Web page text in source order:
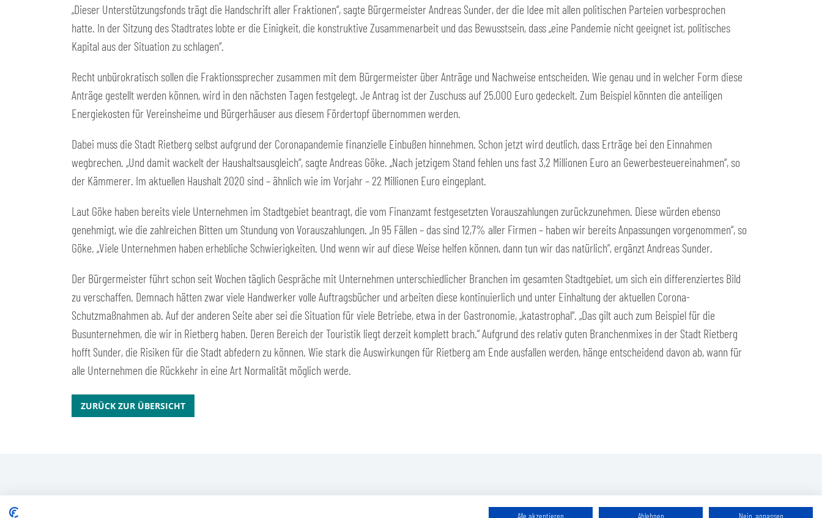
„Dieser Unterstützungsfonds trägt die Handschrift aller Fraktionen“, sagte Bürgermeister Andreas Sunder, der die Idee mit allen politischen Parteien vorbesprochen
hatte. In der Sitzung des Stadtrates lobte er die Einigkeit, die konstruktive Zusammenarbeit und das Bewusstsein, dass „eine Pandemie nicht geeignet ist, politisches
Kapital aus der Situation zu schlagen“.
Recht unbürokratisch sollen die Fraktionssprecher zusammen mit dem Bürgermeister über Anträge und Nachweise entscheiden. Wie genau und in welcher Form diese
Anträge gestellt werden können, wird in den nächsten Tagen festgelegt. Je Antrag ist der Zuschuss auf 25.000 Euro gedeckelt. Zum Beispiel könnten die anteiligen
Energiekosten für Vereinsheime und Bürgerhäuser aus diesem Fördertopf übernommen werden.
Dabei muss die Stadt Rietberg selbst aufgrund der Coronapandemie finanzielle Einbußen hinnehmen. Schon jetzt wird deutlich, dass Erträge bei den Einnahmen
wegbrechen. „Und damit wackelt der Haushaltsausgleich“, sagte Andreas Göke. „Nach jetzigem Stand fehlen uns fast 3,2 Millionen Euro an Gewerbesteuereinahmen“, so
der Kämmerer. Im aktuellen Haushalt 2020 sind – ähnlich wie im Vorjahr – 22 Millionen Euro eingeplant.
Laut Göke haben bereits viele Unternehmen im Stadtgebiet beantragt, die vom Finanzamt festgesetzten Vorauszahlungen zurückzunehmen. Diese würden ebenso
genehmigt, wie die zahlreichen Bitten um Stundung von Vorauszahlungen. „In 95 Fällen – das sind 12,7% aller Firmen – haben wir bereits Anpassungen vorgenommen“, so
Göke. „Viele Unternehmen haben erhebliche Schwierigkeiten. Und wenn wir auf diese Weise helfen können, dann tun wir das natürlich“, ergänzt Andreas Sunder.
Der Bürgermeister führt schon seit Wochen täglich Gespräche mit Unternehmen unterschiedlicher Branchen im gesamten Stadtgebiet, um sich ein differenziertes Bild
zu verschaffen. Demnach hätten zwar viele Handwerker volle Auftragsbücher und arbeiten diese kontinuierlich und unter Einhaltung der aktuellen Corona-
Schutzmaßnahmen ab. Auf der anderen Seite aber sei die Situation für viele Betriebe, etwa in der Gastronomie, „katastrophal“. „Das gilt auch zum Beispiel für die
Busunternehmen, die wir in Rietberg haben. Deren Bereich der Touristik liegt derzeit komplett brach.“ Aufgrund des relativ guten Branchenmixes in der Stadt Rietberg
hofft Sunder, die Risiken für die Stadt abfedern zu können. Wie stark die Auswirkungen für Rietberg am Ende ausfallen werden, hänge entscheidend davon ab, wann für
alle Unternehmen die Rückkehr in eine Art Normalität möglich werde.
ZURÜCK ZUR ÜBERSICHT
Alle akzeptieren Ablehnen Nein, anpassen